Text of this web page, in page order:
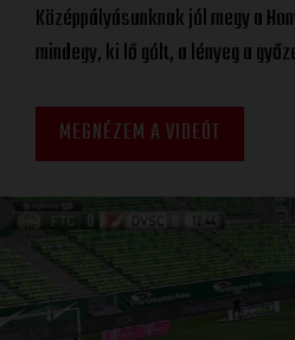
Középpályásunknak jól megy a
mindegy, ki lő gólt, a lényeg a
MEGNÉZEM A VIDEÓT